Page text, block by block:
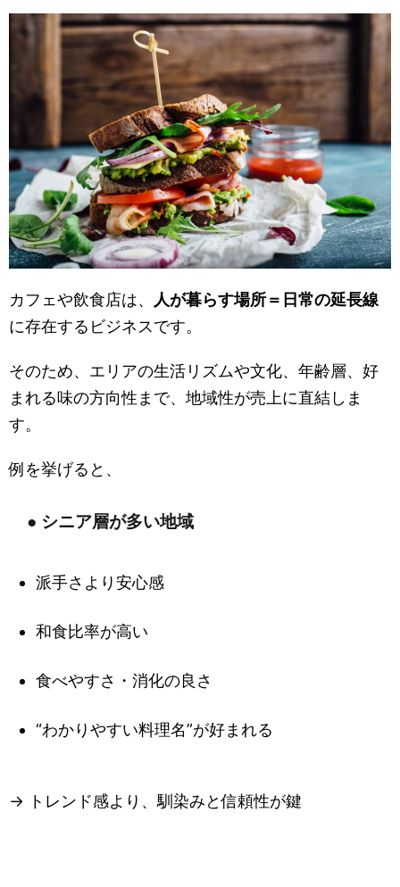
カフェや飲食店は、
人が暮らす場所＝日常の延長線
に存在するビジネスです。
そのため、エリアの生活リズムや文化、年齢層、好
まれる味の方向性まで、地域性が売上に直結しま
す。
例を挙げると、
● シニア層が多い地域
派手さより安心感
和食比率が高い
食べやすさ・消化の良さ
“わかりやすい料理名”が好まれる
→ トレンド感より、馴染みと信頼性が鍵